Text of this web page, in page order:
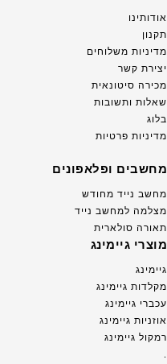
אודותינו
תקנון
מדיניות משלוחים
יצירת קשר
מכירה סיטונאית
שאלות ותשובות
בלוג
מדיניות פרטיות
מחשבים ופלאפונים
מחשב נייד מחודש
מצלמה למחשב נייד
תאורה סולארית
מוצרי גיימינג
גיימינג
מקלדות גיימינג
עכברי גיימינג
אוזניות גיימינג
רמקול גיימינג
.